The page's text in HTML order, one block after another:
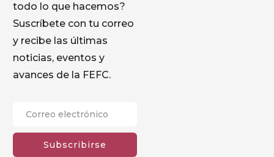
todo lo que hacemos?
Suscríbete con tu correo
y recibe las últimas
noticias, eventos y
avances de la FEFC.
Subscribirse